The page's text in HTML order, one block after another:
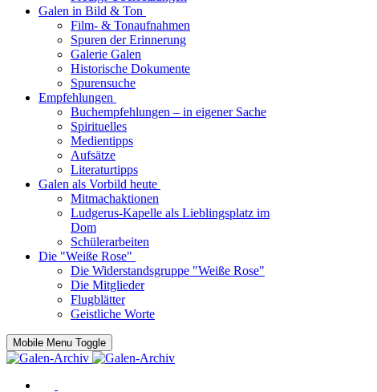
Galen in Bild & Ton
Film- & Tonaufnahmen
Spuren der Erinnerung
Galerie Galen
Historische Dokumente
Spurensuche
Empfehlungen
Buchempfehlungen – in eigener Sache
Spirituelles
Medientipps
Aufsätze
Literaturtipps
Galen als Vorbild heute
Mitmachaktionen
Ludgerus-Kapelle als Lieblingsplatz im
Dom
Schülerarbeiten
Die "Weiße Rose"
Die Widerstandsgruppe "Weiße Rose"
Die Mitglieder
Flugblätter
Geistliche Worte
Mobile Menu Toggle